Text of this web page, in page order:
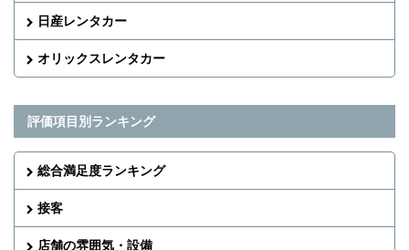
日産レンタカー
オリックスレンタカー
評価項目別ランキング
総合満足度ランキング
接客
店舗の雰囲気・設備